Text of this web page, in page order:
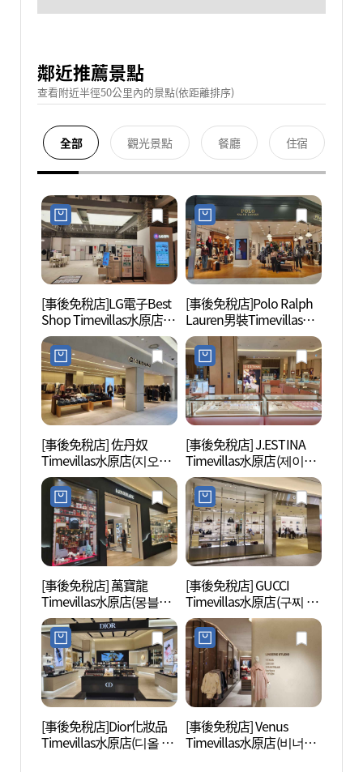
鄰近推薦景點
查看附近半徑50公里內的景點(依距離排序)
全部 觀光景點 餐廳 住宿
[事後免稅店]LG電子Best
Shop Timevillas水原店
(LG전자 베스트샵 타임빌
라스 수원점)
[事後免稅店]Polo Ralph
Lauren男裝Timevillas水
原店(폴로랄프로렌남성
타임빌라스 수원점)
[事後免稅店] 佐丹奴
Timevillas水原店(지오다
노 타임빌라스 수원점)
[事後免稅店] J.ESTINA
Timevillas水原店(제이에
스티나 타임빌라스 수원
점)
[事後免稅店] 萬寶龍
Timevillas水原店(몽블랑
타임빌라스 수원점)
[事後免稅店] GUCCI
Timevillas水原店(구찌 타
임빌라스 수원점)
[事後免稅店]Dior化妝品
Timevillas水原店(디올 화
[事後免稅店] Venus
Timevillas水原店(비너스